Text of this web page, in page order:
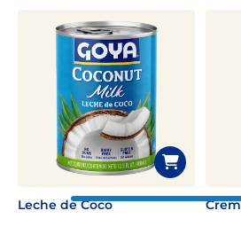
Leche de Coco